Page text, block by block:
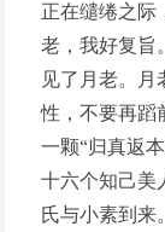
正在缱绻之际
老，我好复旨
见了月老。月
性，不要再蹈
一颗“归真返
十六个知己美
氏与小素到来